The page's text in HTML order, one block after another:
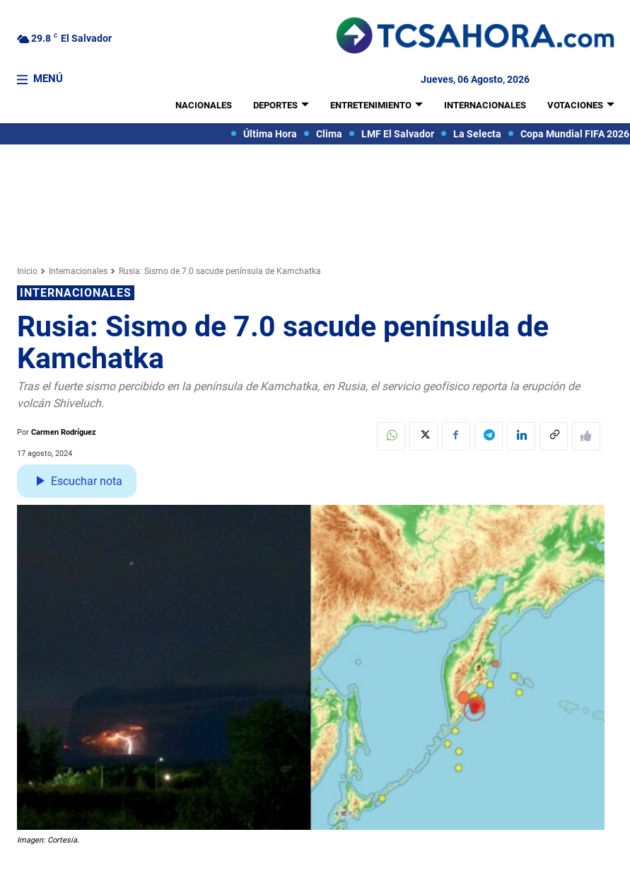
29.8 C El Salvador
MENÚ Jueves, 06 Agosto, 2026
NACIONALES DEPORTES ENTRETENIMIENTO INTERNACIONALES VOTACIONES
Última Hora Clima LMF El Salvador La Selecta Copa Mundial FIFA 2026
Inicio Internacionales Rusia: Sismo de 7.0 sacude península de Kamchatka
INTERNACIONALES
Rusia: Sismo de 7.0 sacude península de
Kamchatka
Tras el fuerte sismo percibido en la península de Kamchatka, en Rusia, el servicio geofísico reporta la erupción de
volcán Shiveluch.
Por Carmen Rodríguez
17 agosto, 2024
Escuchar nota
Imagen: Cortesía.